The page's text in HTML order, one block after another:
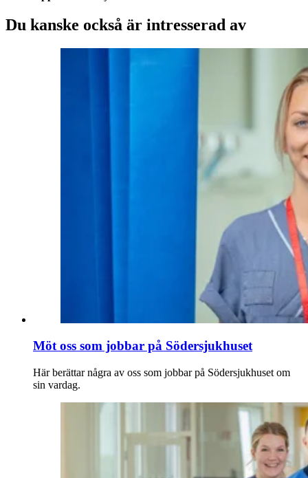
Du kanske också är intresserad av
Möt oss som jobbar på Södersjukhuset
Här berättar några av oss som jobbar på Södersjukhuset om
sin vardag.